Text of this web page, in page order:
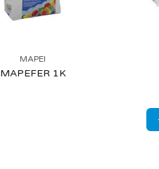
MAPEI
MAPEFER 1K